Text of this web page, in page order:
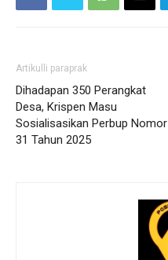
Artikulli paraprak
Dihadapan 350 Perangkat
Desa, Krispen Masu
Sosialisasikan Perbup Nomor
31 Tahun 2025